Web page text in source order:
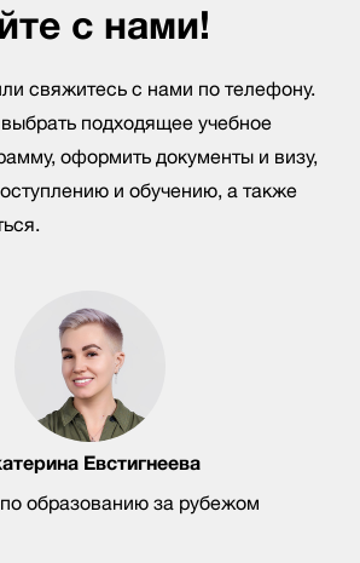
с нами!
Евстигнеева
образованию за рубежом
свяжитесь с нами по телефону.
подходящее учебное
оформить документы и визу,
и обучению, а также